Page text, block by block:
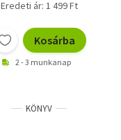
Eredeti ár: 1 499 Ft
Kosárba
2 - 3 munkanap
KÖNYV